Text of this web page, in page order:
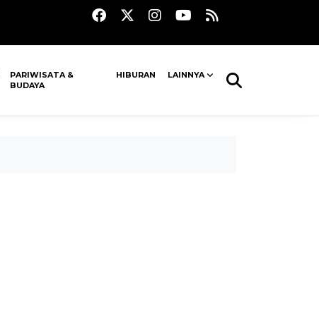
PARIWISATA &
BUDAYA
HIBURAN LAINNYA